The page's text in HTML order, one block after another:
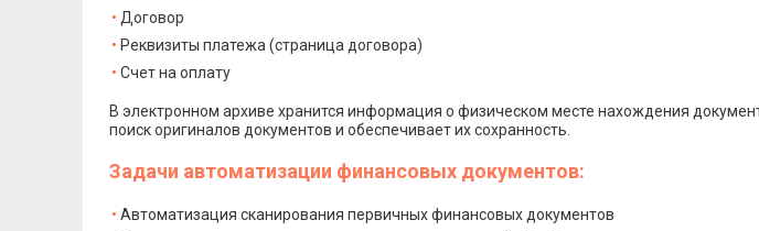
Договор
Реквизиты платежа (страница договора)
Счет на оплату
В электронном архиве хранится информация о физическом месте нахождения
поиск оригиналов документов и обеспечивает их сохранность.
Задачи автоматизации финансовых документов:
Автоматизация сканирования первичных финансовых документов